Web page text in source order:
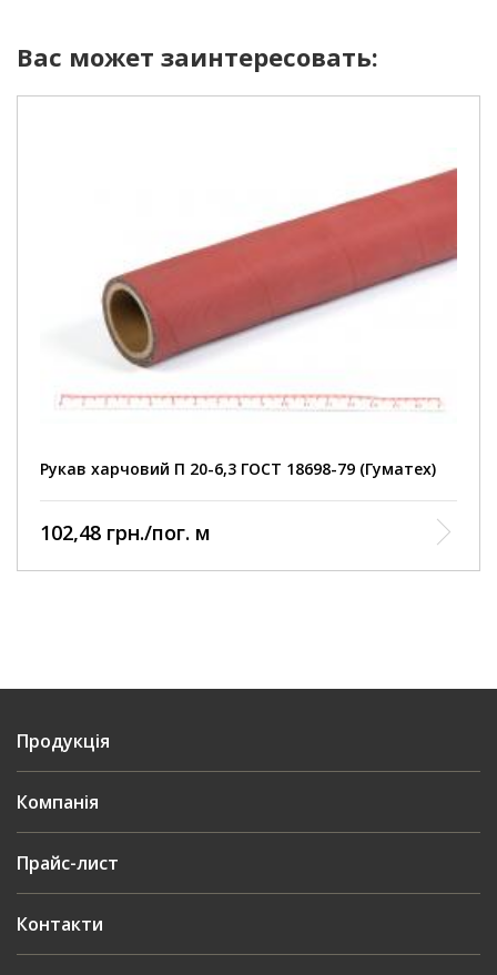
Вас может заинтересовать:
Рукав харчовий П 20-6,3 ГОСТ 18698-79 (Гуматех)
Рукав укріплений міцним та еластичним тканинним
обплетенням, що робить його стійким до пошкоджень
при розтягуванні та стисканні
Стійкий до стирання, атмосферних впливів та
ультрафіолету
Для роботи в якості гнучких трубопроводів для подачі
олія, вода, слабокислі розчини органічних речовин та
102,48 грн./пог. м
Продукція
Компанія
Прайс-лист
Контакти